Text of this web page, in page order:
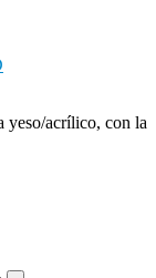
yeso/acrílico, con la